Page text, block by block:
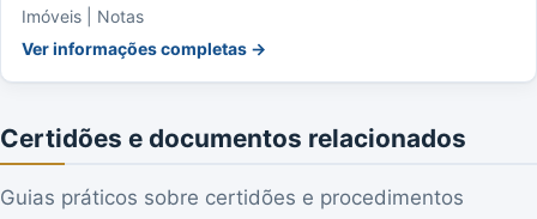
Imóveis | Notas
Ver informações completas →
Certidões e documentos relacionados
Guias práticos sobre certidões e procedimentos